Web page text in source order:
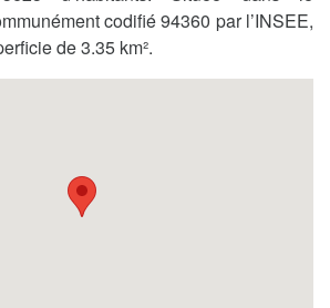
codifié 94360 par l’INSEE,
de 3.35 km².